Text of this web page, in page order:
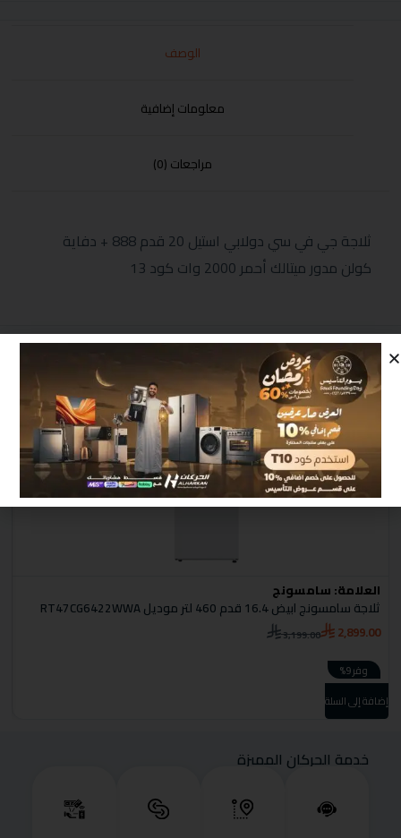
الوصف
معلومات إضافية
مراجعات (0)
ثلاجة جي في سي دولابي استيل 20 قدم 888 + دفاية
كولن مدور ميتالك أحمر 2000 وات كود 13
منتجات مشابهة
العلامة:سامسونج
ثلاجة سامسونج ابيض 16.4 قدم 460 لتر موديل RT47CG6422WWA
3,199.00 2,899.00
وفر 9%
إضافة إلى السلة
خدمة الحركان المميزة